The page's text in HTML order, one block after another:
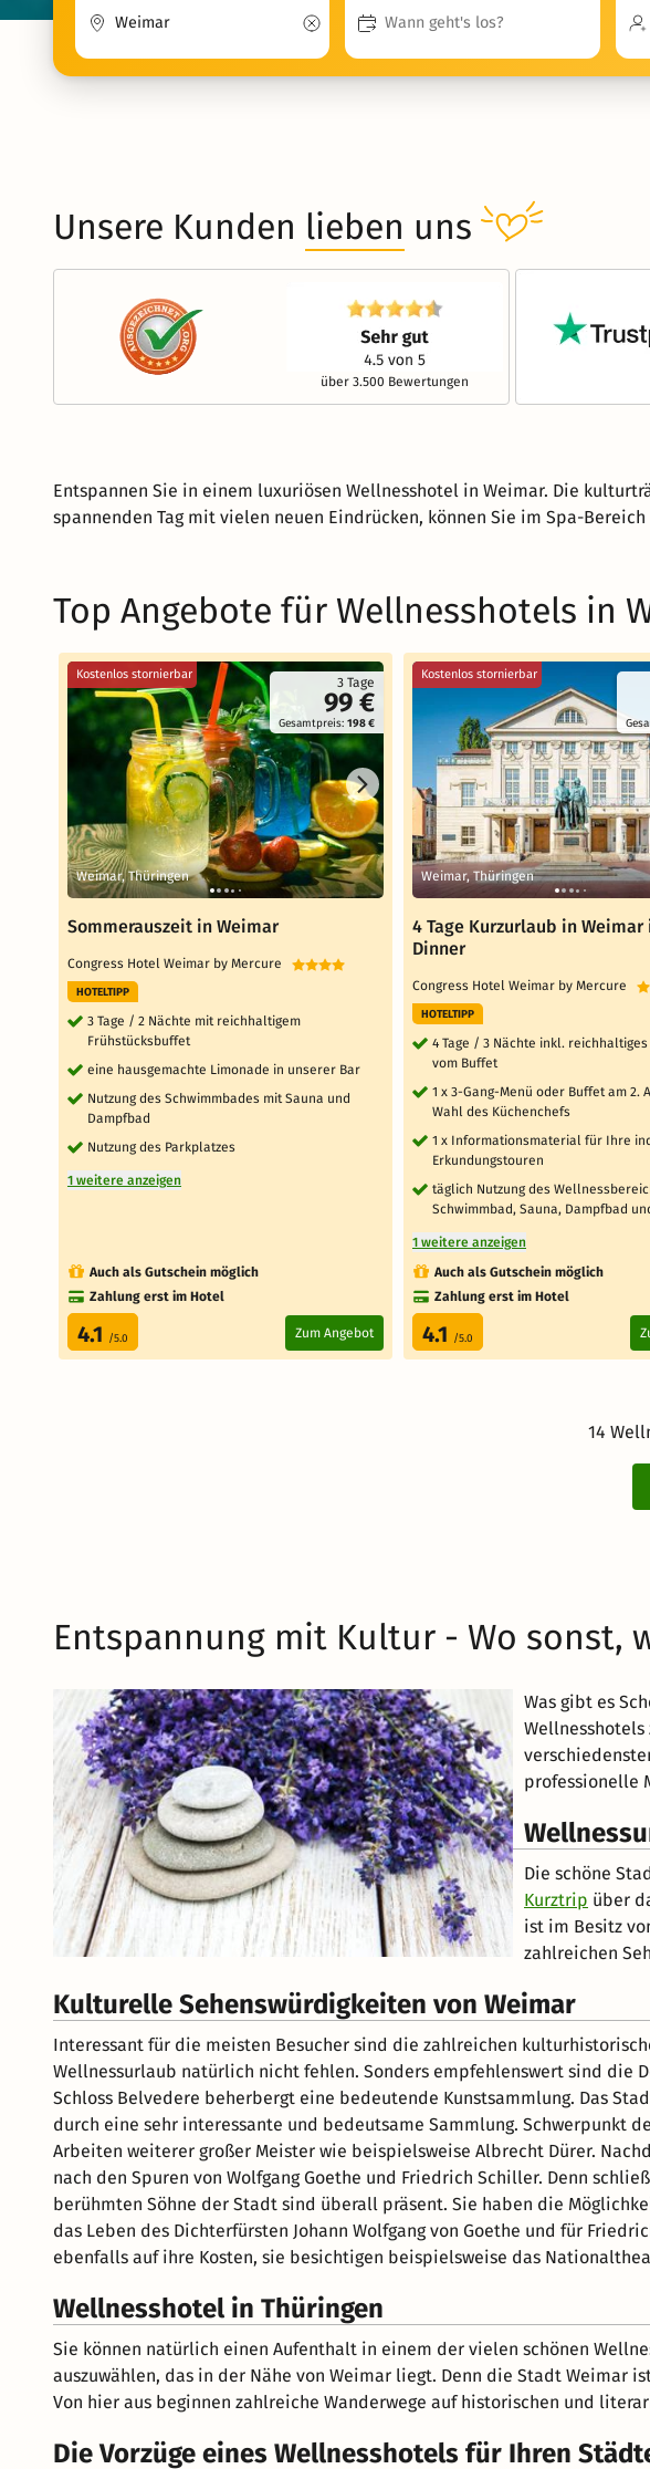
Unsere Kunden lieben uns
über 3.500 Bewertungen
Entspannen Sie in einem luxuriösen Wellnesshotel in Weimar. Die
spannenden Tag mit vielen neuen Eindrücken, können Sie im Spa-
Top Angebote für Wellnesshotels in
3 Tage
99 €
Gesamtpreis: 198 €
Kostenlos stornierbar
Weimar, Thüringen
Sommerauszeit in Weimar
Congress Hotel Weimar by Mercure
HOTELTIPP
3 Tage / 2 Nächte mit reichhaltigem
Frühstücksbuffet
eine hausgemachte Limonade in unserer Bar
Nutzung des Schwimmbades mit Sauna und
Dampfbad
Nutzung des Parkplatzes
1 weitere anzeigen
Auch als Gutschein möglich
Zahlung erst im Hotel
4.1 /5.0 Zum Angebot
Kostenlos stornierbar
Weimar, Thüringen
4 Tage Kurzurlaub in
Dinner
Congress Hotel Weimar by Mercure
HOTELTIPP
4 Tage / 3 Nächte inkl.
vom Buffet
1 x 3-Gang-Menü oder Buffet am 2.
Wahl des Küchenchefs
1 x Informationsmaterial für Ihre
Erkundungstouren
täglich Nutzung des
Schwimmbad, Sauna, Dampfbad
1 weitere anzeigen
Auch als Gutschein möglich
Zahlung erst im Hotel
4.1 /5.0
14
Entspannung mit Kultur - Wo sonst,
Was gibt es
professionelle
Die schöne
Kurztrip über
ist im Besitz
zahlreichen
Kulturelle Sehenswürdigkeiten von Weimar
Interessant für die meisten Besucher sind die zahlreichen
Wellnessurlaub natürlich nicht fehlen. Sonders empfehlenswert sind die
Schloss Belvedere beherbergt eine bedeutende Kunstsammlung. Das
durch eine sehr interessante und bedeutsame Sammlung. Schwerpunkt
Arbeiten weiterer großer Meister wie beispielsweise Albrecht Dürer.
nach den Spuren von Wolfgang Goethe und Friedrich Schiller. Denn
berühmten Söhne der Stadt sind überall präsent. Sie haben die
das Leben des Dichterfürsten Johann Wolfgang von Goethe und für
ebenfalls auf ihre Kosten, sie besichtigen beispielsweise das
Wellnesshotel in Thüringen
Sie können natürlich einen Aufenthalt in einem der vielen schönen
auszuwählen, das in der Nähe von Weimar liegt. Denn die Stadt Weimar
Von hier aus beginnen zahlreiche Wanderwege auf historischen und
Die Vorzüge eines Wellnesshotels für Ihren